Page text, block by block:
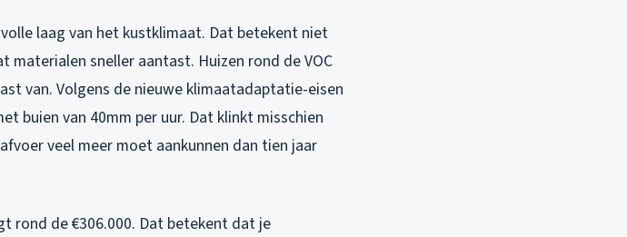
laag van het kustklimaat. Dat betekent niet
sneller aantast. Huizen rond de VOC
van. Volgens de nieuwe klimaatadaptatie-eisen
buien van 40mm per uur. Dat klinkt misschien
veel meer moet aankunnen dan tien jaar
rond de €306.000. Dat betekent dat je